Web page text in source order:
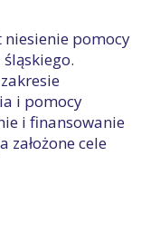
pomocy
i pomocy
i finansowanie
założone cele